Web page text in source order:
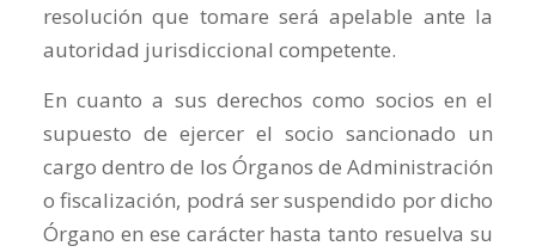
resolución que tomare será apelable ante la
autoridad jurisdiccional competente.
En cuanto a sus derechos como socios en el
supuesto de ejercer el socio sancionado un
cargo dentro de los Órganos de Administración
o fiscalización, podrá ser suspendido por dicho
Órgano en ese carácter hasta tanto resuelva su